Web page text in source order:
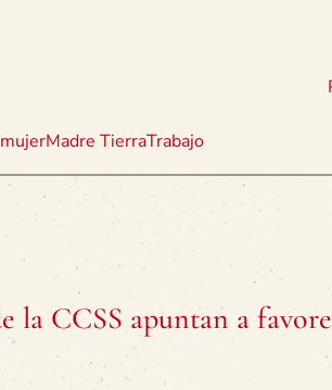
Madre TierraTrabajo
la CCSS apuntan a